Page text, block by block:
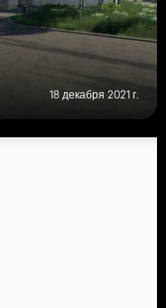
18 декабря 2021 г.